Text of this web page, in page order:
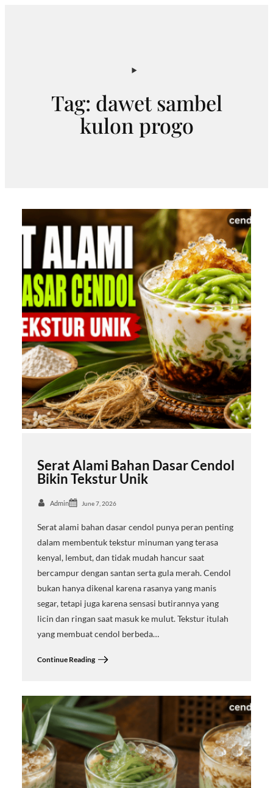
Tag: dawet sambel
kulon progo
Serat Alami Bahan Dasar Cendol
Bikin Tekstur Unik
Admin June 7, 2026
Serat alami bahan dasar cendol punya peran penting
dalam membentuk tekstur minuman yang terasa
kenyal, lembut, dan tidak mudah hancur saat
bercampur dengan santan serta gula merah. Cendol
bukan hanya dikenal karena rasanya yang manis
segar, tetapi juga karena sensasi butirannya yang
licin dan ringan saat masuk ke mulut. Tekstur itulah
yang membuat cendol berbeda…
Continue Reading